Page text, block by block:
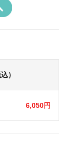
）
6,050円